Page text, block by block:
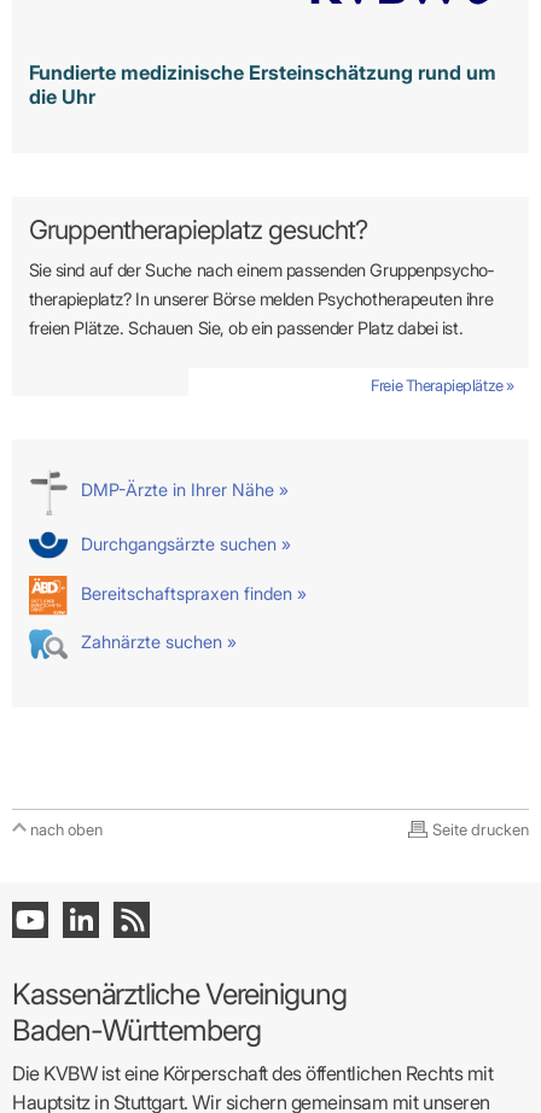
Fundierte medizinische Ersteinschätzung rund um
die Uhr
Gruppentherapieplatz gesucht?
Sie sind auf der Suche nach einem passenden Gruppen­psycho­
therapie­platz? In unserer Börse melden Psycho­­thera­­peuten ihre
freien Plätze. Schauen Sie, ob ein passender Platz dabei ist.
Freie Therapieplätze »
DMP-Ärzte in Ihrer Nähe »
Durchgangsärzte suchen »
Bereitschaftspraxen finden »
Zahnärzte suchen »
nach oben Seite drucken
Kassenärztliche Vereinigung
Baden-Württemberg
Die KVBW ist eine Körperschaft des öffentlichen Rechts mit
Hauptsitz in Stuttgart. Wir sichern gemeinsam mit unseren